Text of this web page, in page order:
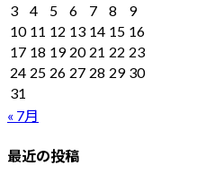
3
4 5 6 7 8
9
10 11 12 13 14 15 16
17 18 19 20 21 22 23
24 25 26 27 28 29 30
31
« 7月
最近の投稿